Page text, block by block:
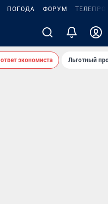
ПОГОДА ФОРУМ
экономиста Льготный